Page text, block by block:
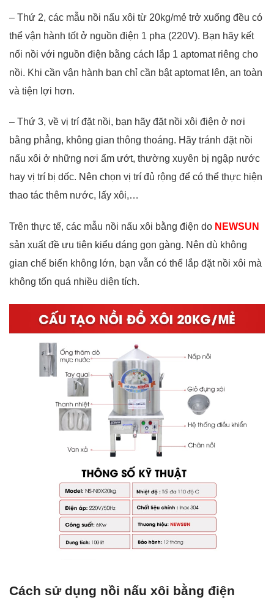
– Thứ 2, các mẫu nồi nấu xôi từ 20kg/mẻ trở xuống đều có
thể vận hành tốt ở nguồn điện 1 pha (220V). Bạn hãy kết
nối nồi với nguồn điện bằng cách lắp 1 aptomat riêng cho
nồi. Khi cần vận hành bạn chỉ cần bật aptomat lên, an toàn
và tiện lợi hơn.
– Thứ 3, về vị trí đặt nồi, bạn hãy đặt nồi xôi điện ở nơi
bằng phẳng, không gian thông thoáng. Hãy tránh đặt nồi
nấu xôi ở những nơi ẩm ướt, thường xuyên bị ngập nước
hay vị trí bị dốc. Nên chọn vị trí đủ rộng để có thể thực hiện
thao tác thêm nước, lấy xôi,…
Trên thực tế, các mẫu nồi nấu xôi bằng điện do NEWSUN
sản xuất đề ưu tiên kiểu dáng gọn gàng. Nên dù không
gian chế biến không lớn, bạn vẫn có thể lắp đặt nồi xôi mà
không tốn quá nhiều diện tích.
Cách sử dụng nồi nấu xôi bằng điện